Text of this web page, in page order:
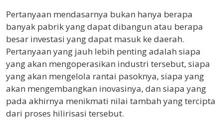
Pertanyaan mendasarnya bukan hanya berapa
banyak pabrik yang dapat dibangun atau berapa
besar investasi yang dapat masuk ke daerah.
Pertanyaan yang jauh lebih penting adalah siapa
yang akan mengoperasikan industri tersebut, siapa
yang akan mengelola rantai pasoknya, siapa yang
akan mengembangkan inovasinya, dan siapa yang
pada akhirnya menikmati nilai tambah yang tercipta
dari proses hilirisasi tersebut.